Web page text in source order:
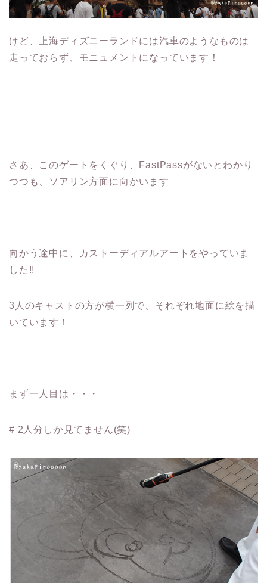
けど、上海ディズニーランドには汽車のようなものは
走っておらず、モニュメントになっています！
さあ、このゲートをくぐり、FastPassがないとわかり
つつも、ソアリン方面に向かいます
向かう途中に、カストーディアルアートをやっていま
した!!
3人のキャストの方が横一列で、それぞれ地面に絵を描
いています！
まず一人目は・・・
# 2人分しか見てません(笑)